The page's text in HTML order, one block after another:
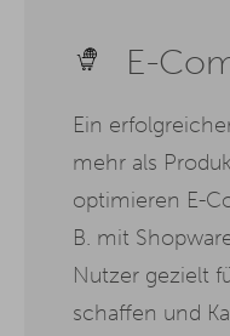
E-
Ein
mehr als
optimieren E-
B. mit
Nutzer gezielt
schaffen und